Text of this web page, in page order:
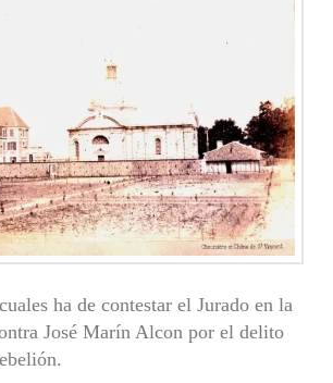
ha de contestar el Jurado en la
José Marín Alcon por el delito